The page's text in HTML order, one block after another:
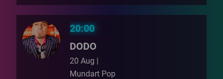
20:00
DODO
20 Aug |
Mundart Pop